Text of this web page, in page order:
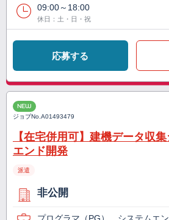
09:00～18:00
休日：土・日・祝
応募する
NEW
ジョブNo.A01493479
【在宅併用可】建機データ収
エンド開発
派遣
非公開